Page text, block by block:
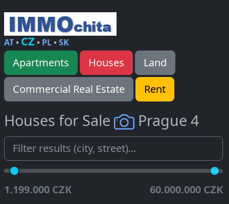
AT• CZ • PL•SK
Apartments Houses
Land
Commercial Real Estate
Rent
Houses for Sale Prague 4
1.199.000 CZK 60.000.000 CZK